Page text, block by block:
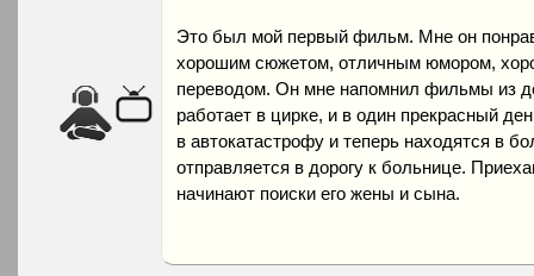
Это был мой первый фильм. Мне он
хорошим сюжетом, отличным юмором,
переводом. Он мне напомнил фильмы из
работает в цирке, и в один прекрасный
в автокатастрофу и теперь находятся в
отправляется в дорогу к больнице.
начинают поиски его жены и сына.